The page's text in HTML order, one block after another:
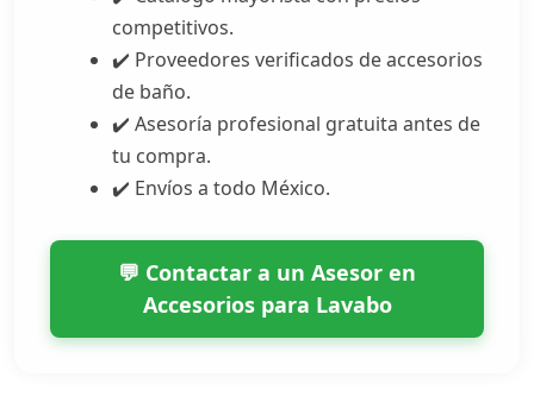
competitivos.
✔️ Proveedores verificados de accesorios
de baño.
✔️ Asesoría profesional gratuita antes de
tu compra.
✔️ Envíos a todo México.
💬 Contactar a un Asesor en
Accesorios para Lavabo